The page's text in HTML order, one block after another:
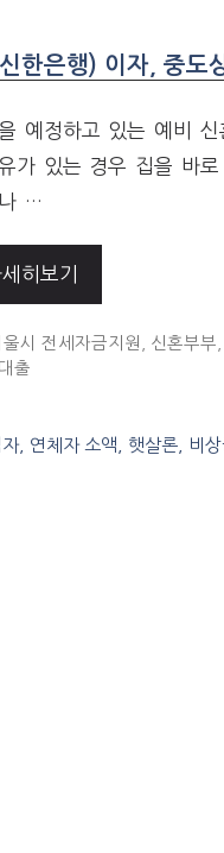
한은행) 이자, 중도
예정하고 있는 예비
가 있는 경우 집을 바
…
히보기
울시 전세자금지원 신혼부부
출
, 연체자 소액, 햇살론, 비